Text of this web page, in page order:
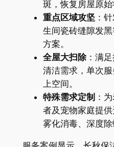
斑，恢复房屋原始
重点区域攻坚：
生间瓷砖缝隙发
方案。
全屋大扫除：满
清洁需求，单次
上空间。
特殊需求定制 ：
者及宠物家庭提
雾化消毒、深度除